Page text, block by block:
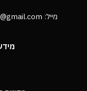
מייל: Luxury.world.israel@gmail.com